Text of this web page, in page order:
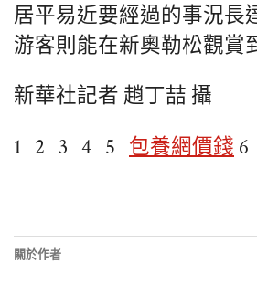
居平易近要經過的事況長
游客則能在新奧勒松觀賞
新華社記者 趙丁喆 攝
1 2 3 4 5 包養網價錢
關於作者